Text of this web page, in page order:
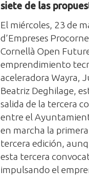
siete de las
El miércoles, 23 de
d’Empreses
Cornellà Open
emprendimiento
aceleradora Wayra,
Beatriz Deghilage,
salida de la tercera
entre el
en marcha la
tercera edición,
esta tercera
impulsando el